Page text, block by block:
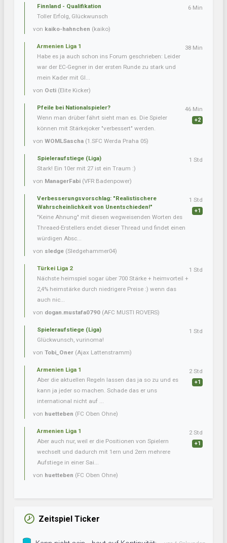
Finnland - Qualifikation
Toller Erfolg, Glückwunsch
von kaiko-hahnchen (kaiko)
6 Min
Armenien Liga 1
Habe es ja auch schon ins Forum geschrieben: Leider
war der EC-Gegner in der ersten Runde zu stark und
mein Kader mit Gl...
von Octi (Elite Kicker)
38 Min
Pfeile bei Nationalspieler?
Wenn man drüber fährt sieht man es. Die Spieler
können mit Stärkejoker "verbessert" werden.
von WOMLSascha (1.SFC Werda Praha 05)
46 Min
+2
Spieleraufstiege (Liga)
Stark! Ein 10er mit 27 ist ein Traum :)
von ManagerFabi (VFR Badenpower)
1 Std
Verbesserungsvorschlag: "Realistischere
Wahrscheinlichkeit von Unentschieden!"
"Keine Ahnung" mit diesen wegweisenden Worten des
Threaed-Erstellers endet dieser Thread und findet einen
würdigen Absc...
von sledge (Sledgehammer04)
1 Std
+1
Türkei Liga 2
Nächste heimspiel sogar über 700 Stärke + heimvorteil +
2,4% heimstärke durch niedrigere Preise :) wenn das
auch nic...
von dogan.mustafa0790 (AFC MUSTI ROVERS)
1 Std
Spieleraufstiege (Liga)
Glückwunsch, vurinoma!
von Tobi_Oner (Ajax Lattenstramm)
1 Std
Armenien Liga 1
Aber die aktuellen Regeln lassen das ja so zu und es
kann ja jeder so machen. Schade das er uns
international nicht auf ...
von huetteben (FC Oben Ohne)
2 Std
+1
Armenien Liga 1
Aber auch nur, weil er die Positionen von Spielern
wechselt und dadurch mit 1ern und 2ern mehrere
Aufstiege in einer Sai...
von huetteben (FC Oben Ohne)
2 Std
+1
Zeitspiel Ticker